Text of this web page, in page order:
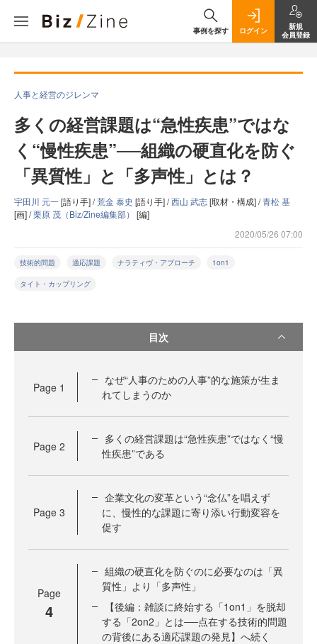
事例を探す ログイン
新規
会員登録
人事と経営のジレンマ
多くの経営課題は“急性疾患”ではな
く“慢性疾患”──組織の硬直化を防ぐ
「異質性」と「多声性」とは？
宇田川 元一[語り手] /荒金 泰史 [語り手] /西山 武志[取材・構成] /青松 基
[画] /栗原 茂（Biz/Zine編集部） [編]
2020/05/26 07:00
技術的問題 適応課題 ナラティヴ・アプローチ 1on1
タイト・カップリング
目次
Page 1
なぜ“人事のための人事”的な施策が生ま
れてしまうのか
Page 2
多くの経営課題は“急性疾患”ではなく“慢
性疾患”である
Page 3
企業文化の変革という“念仏”を唱えず
に、慢性的な課題に寄り添い行動変容を
促す
Page
4
組織の硬直化を防ぐのに必要なのは「異
質性」より「多声性」
【後編：雑談に終始する「1on1」を脱却
する「2on2」とは──点在する技術的問題
の背後にある適応課題の発見】へ続く